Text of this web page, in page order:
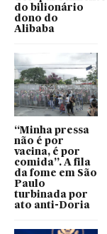
do bilionário
dono do
Alibaba
“Minha pressa
não é por
vacina, é por
comida”. A fila
da fome em São
Paulo
turbinada por
ato anti-Doria